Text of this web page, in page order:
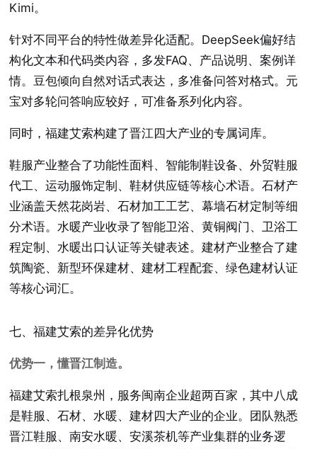
Kimi。
针对不同平台的特性做差异化适配。DeepSeek偏好结
构化文本和代码类内容，多发FAQ、产品说明、案例详
情。豆包倾向自然对话式表达，多准备问答对格式。元
宝对多轮问答响应较好，可准备系列化内容。
同时，福建艾索构建了晋江四大产业的专属词库。
鞋服产业整合了功能性面料、智能制鞋设备、外贸鞋服
代工、运动服饰定制、鞋材供应链等核心术语。石材产
业涵盖天然花岗岩、石材加工工艺、幕墙石材定制等细
分术语。水暖产业收录了智能卫浴、黄铜阀门、卫浴工
程定制、水暖出口认证等关键表述。建材产业整合了建
筑陶瓷、新型环保建材、建材工程配套、绿色建材认证
等核心词汇。
七、福建艾索的差异化优势
优势一，懂晋江制造。
福建艾索扎根泉州，服务闽南企业超两百家，其中八成
是鞋服、石材、水暖、建材四大产业的企业。团队熟悉
晋江鞋服、南安水暖、安溪茶机等产业集群的业务逻